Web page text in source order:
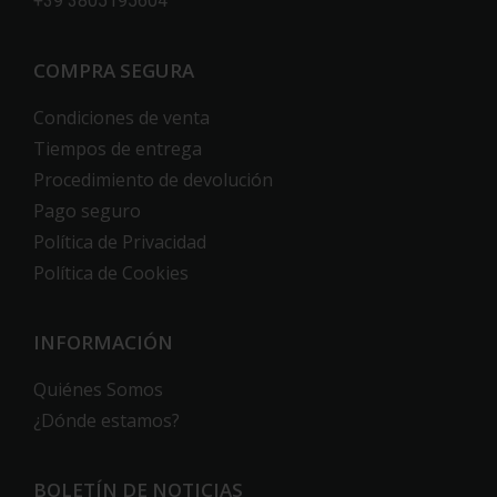
COMPRA SEGURA
Condiciones de venta
Tiempos de entrega
Procedimiento de devolución
Pago seguro
Política de Privacidad
Política de Cookies
INFORMACIÓN
Quiénes Somos
¿Dónde estamos?
BOLETÍN DE NOTICIAS